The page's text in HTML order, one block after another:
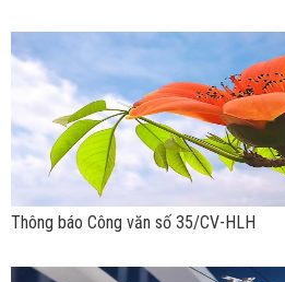
Thông báo Công văn số 35/CV-HLH